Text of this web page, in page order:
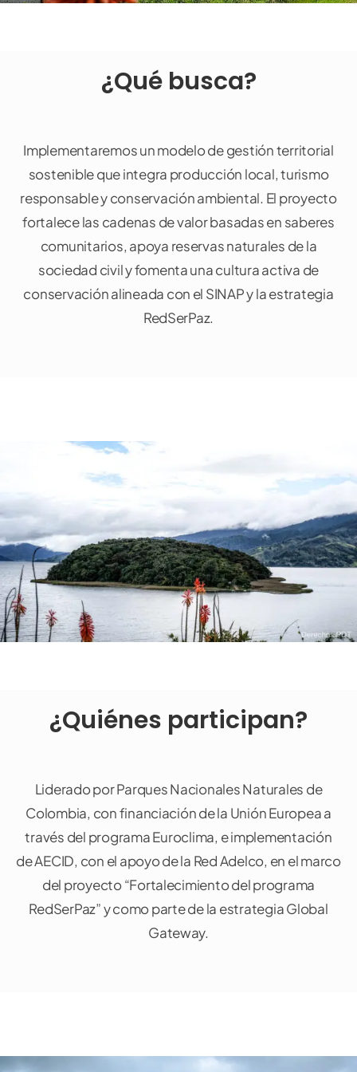
¿Qué busca?
Implementaremos un modelo de gestión territorial
sostenible que integra producción local, turismo
responsable y conservación ambiental. El proyecto
fortalece las cadenas de valor basadas en saberes
comunitarios, apoya reservas naturales de la
sociedad civil y fomenta una cultura activa de
conservación alineada con el SINAP y la estrategia
RedSerPaz.
¿Quiénes participan?
Liderado por Parques Nacionales Naturales de
Colombia, con financiación de la Unión Europea a
través del programa Euroclima, e implementación
de AECID, con el apoyo de la Red Adelco, en el marco
del proyecto “Fortalecimiento del programa
RedSerPaz” y como parte de la estrategia Global
Gateway.